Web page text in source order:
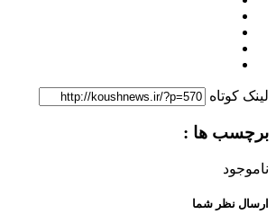
لینک کوتاه
برچسب ها :
ناموجود
ارسال نظر شما